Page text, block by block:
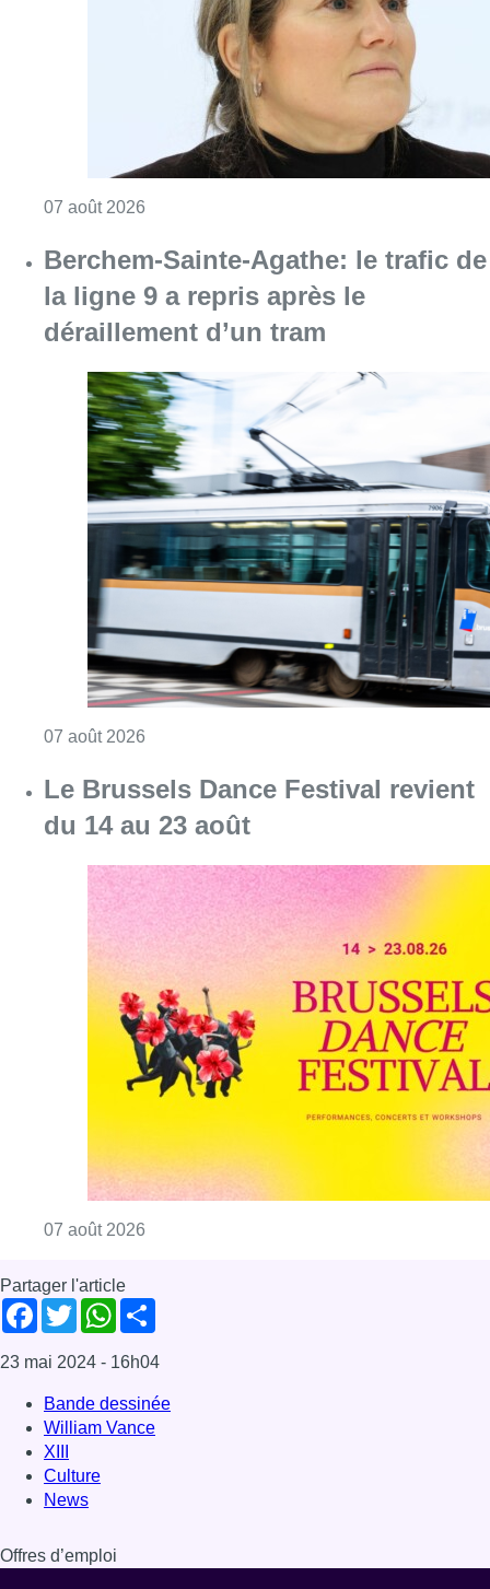
07 août 2026
Berchem-Sainte-Agathe: le trafic de
la ligne 9 a repris après le
déraillement d’un tram
07 août 2026
Le Brussels Dance Festival revient
du 14 au 23 août
07 août 2026
Partager l'article
Facebook
TwitterWhatsApp
23 mai 2024 - 16h04
Bande dessinée
William Vance
XIII
Culture
News
Offres d’emploi